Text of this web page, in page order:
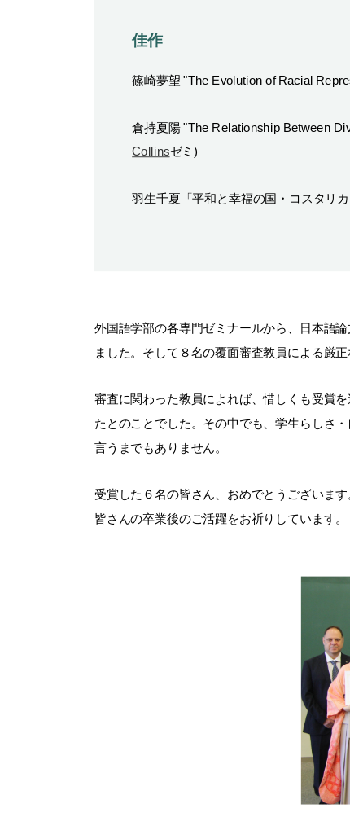
佳作
篠崎夢望"The Evolution of Racial
倉持夏陽 "The Relationship Between
Collinsゼミ)
羽生千夏「平和と幸福の国・コスタリ
外国語学部の各専門ゼミナールから、日本語
ました。そして８名の覆面審査教員による厳
審査に関わった教員によれば、惜しくも受賞
たとのことでした。その中でも、学生らしさ
言うまでもありません。
受賞した６名の皆さん、おめでとうございます
皆さんの卒業後のご活躍をお祈りしています。